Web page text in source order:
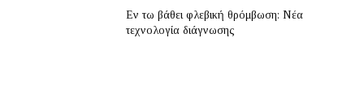
Εν τω βάθει φλεβική θρόμβωση: Νέα
τεχνολογία διάγνωσης